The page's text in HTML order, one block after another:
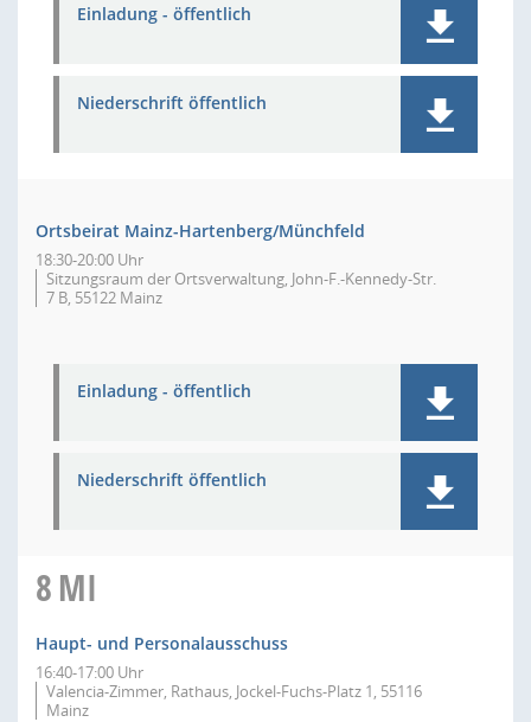
Einladung - öffentlich
Niederschrift öffentlich
Ortsbeirat Mainz-Hartenberg/Münchfeld
18:30-20:00 Uhr
Sitzungsraum der Ortsverwaltung, John-F.-Kennedy-Str.
7 B, 55122 Mainz
Einladung - öffentlich
Niederschrift öffentlich
8MI
Haupt- und Personalausschuss
16:40-17:00 Uhr
Valencia-Zimmer, Rathaus, Jockel-Fuchs-Platz 1, 55116
Mainz